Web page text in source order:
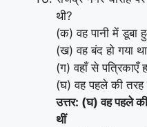
थी?
(क) वह पानी में डूबा
(ख) वह बंद हो गया था
(ग) वहाँ से पत्रिकाएँ
(घ) वह पहले की तरह
उत्तर: (घ) वह पहले
थीं